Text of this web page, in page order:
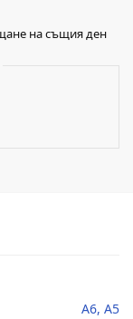
на същия ден
A6, A5